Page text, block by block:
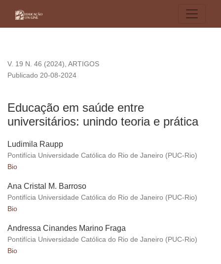
V. 19 N. 46 (2024), ARTIGOS
Educação em saúde entre
universitários: unindo teoria e prática
Publicado 20-08-2024
Ludimila Raupp
Pontifícia Universidade Católica do Rio de Janeiro (PUC-Rio)
Bio
Ana Cristal M. Barroso
Pontifícia Universidade Católica do Rio de Janeiro (PUC-Rio)
Bio
Andressa Cinandes Marino Fraga
Pontifícia Universidade Católica do Rio de Janeiro (PUC-Rio)
Bio